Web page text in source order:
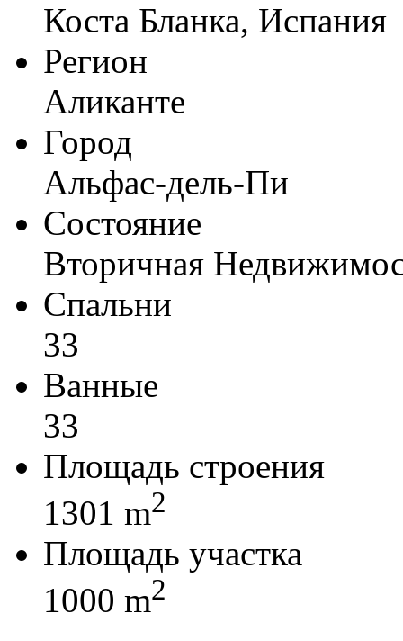
Коста Бланка, Испания
Регион
Аликанте
Город
Альфас-дель-Пи
Состояние
Вторичная
Спальни
33
Ванные
33
Площадь строения
1301 m2
Площадь участка
1000 m2